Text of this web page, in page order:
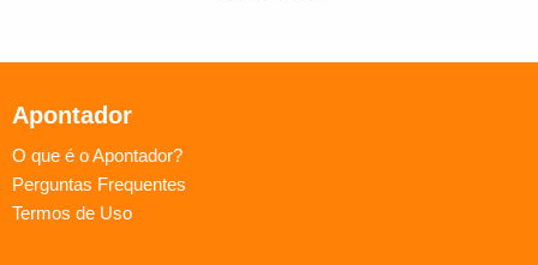
Apontador
O que é o Apontador?
Perguntas Frequentes
Termos de Uso